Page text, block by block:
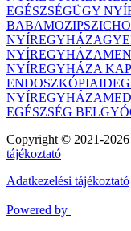
EGÉSZSÉGÜGY
BABAMOZI
NYÍREGYHÁZA
NYÍREGYHÁZA
NYÍREGYHÁZA
ENDOSZKÓPIA
NYÍREGYHÁZA
EGÉSZSÉG
Copyright © 2021-
tájékoztató
Adatkezelési tájékoztató
Powered by